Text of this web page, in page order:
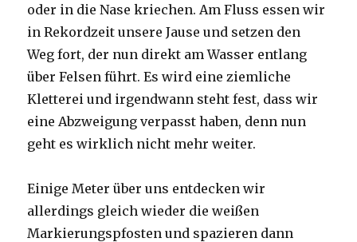
oder in die Nase kriechen. Am Fluss essen wir
in Rekordzeit unsere Jause und setzen den
Weg fort, der nun direkt am Wasser entlang
über Felsen führt. Es wird eine ziemliche
Kletterei und irgendwann steht fest, dass wir
eine Abzweigung verpasst haben, denn nun
geht es wirklich nicht mehr weiter.
Einige Meter über uns entdecken wir
allerdings gleich wieder die weißen
Markierungspfosten und spazieren dann